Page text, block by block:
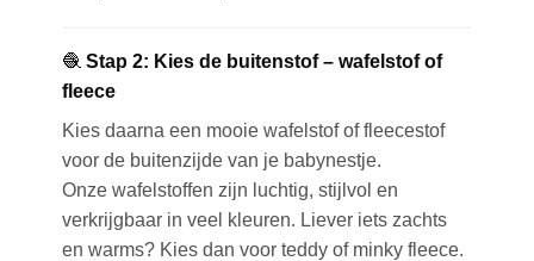
🧶 Stap 2: Kies de buitenstof – wafelstof of
fleece
Kies daarna een mooie wafelstof of fleecestof
voor de buitenzijde van je babynestje.
Onze wafelstoffen zijn luchtig, stijlvol en
verkrijgbaar in veel kleuren. Liever iets zachts
en warms? Kies dan voor teddy of minky fleece.